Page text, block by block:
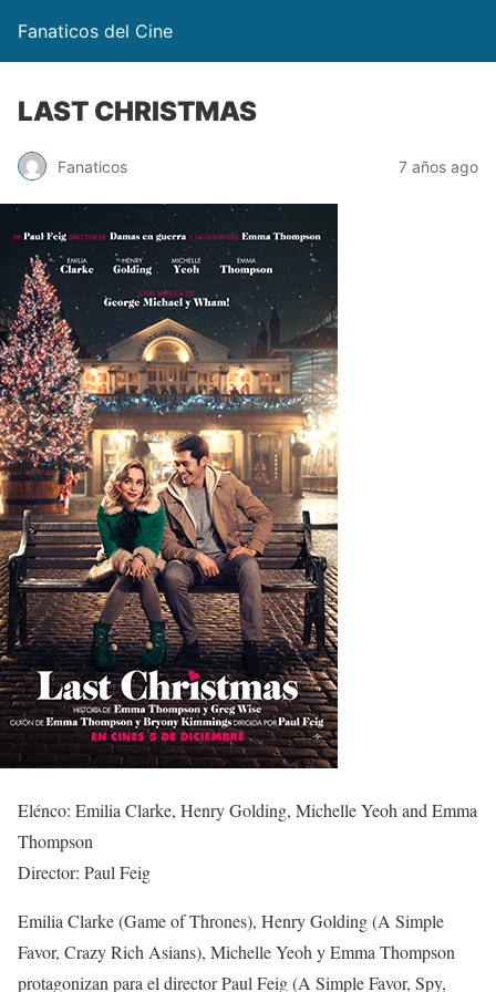
Fanaticos del Cine
LAST CHRISTMAS
Fanaticos 7 años ago
Elénco: Emilia Clarke, Henry Golding, Michelle Yeoh and Emma
Thompson
Director: Paul Feig
Emilia Clarke (Game of Thrones), Henry Golding (A Simple
Favor, Crazy Rich Asians), Michelle Yeoh y Emma Thompson
protagonizan para el director Paul Feig (A Simple Favor, Spy,